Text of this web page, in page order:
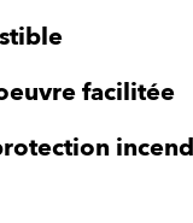
facilitée